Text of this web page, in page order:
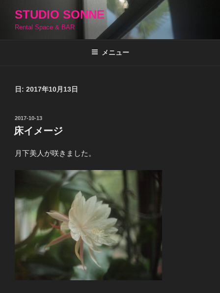
ン
STUDIO SONNE
Rental Space & BAR
メニュー
日: 2017年10月13日
投
稿
日:
2017-10-13
床イメージ
月下美人が咲きました。